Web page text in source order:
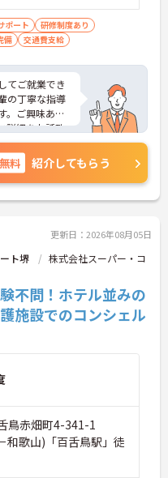
ポート
研修制度あり
備 交通費支給
てご就業でき
の丁寧な指導
。ご興味ある
詳細をお話致
無料 紹介してもらう
更新日：2026年08月05日
ト堺
株式会社スーパー・コ
不問！ホテル並みの
施設でのコンシェル
鳥赤畑町4-341-1
和歌山)「百舌鳥駅」徒